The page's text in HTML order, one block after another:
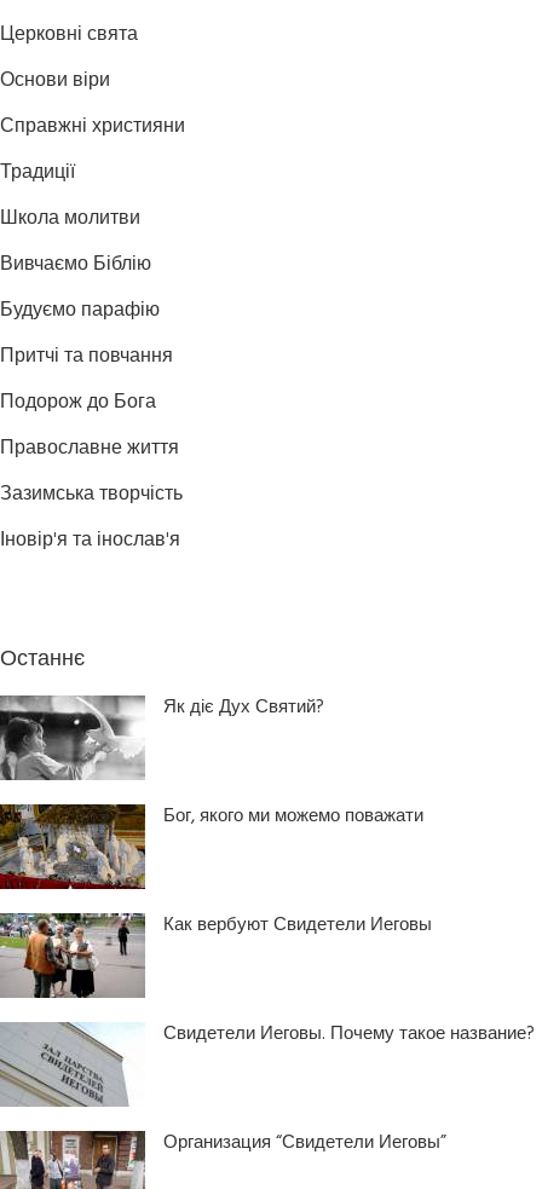
Церковні свята
Основи віри
Справжні християни
Традиції
Школа молитви
Вивчаємо Біблію
Будуємо парафію
Притчі та повчання
Подорож до Бога
Православне життя
Зазимська творчість
Іновір'я та інослав'я
Останнє
Як діє Дух Святий?
Бог, якого ми можемо поважати
Как вербуют Свидетели Иеговы
Свидетели Иеговы. Почему такое название?
Организация “Свидетели Иеговы”